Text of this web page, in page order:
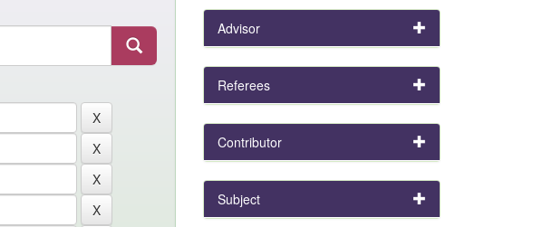
Advisor
Referees
Contributor
Subject